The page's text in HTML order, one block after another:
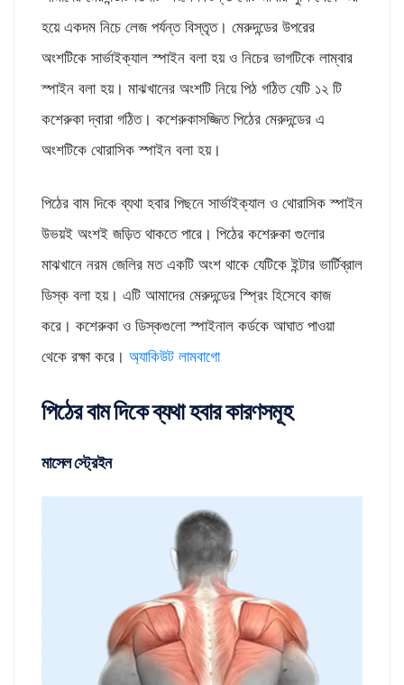
হয়ে একদম নিচে লেজ পর্যন্ত বিস্তৃত। মেরুদন্ডের উপরের
অংশটিকে সার্ভাইক্যাল স্পাইন বলা হয় ও নিচের ভাগটিকে লাম্বার
স্পাইন বলা হয়। মাঝখানের অংশটি নিয়ে পিঠ গঠিত যেটি ১২ টি
কশেরুকা দ্বারা গঠিত। কশেরুকাসজ্জিত পিঠের মেরুদন্ডের এ
অংশটিকে থোরাসিক স্পাইন বলা হয়।
পিঠের বাম দিকে ব্যথা হবার পিছনে সার্ভাইক্যাল ও থোরাসিক স্পাইন
উভয়ই অংশই জড়িত থাকতে পারে। পিঠের কশেরুকা গুলোর
মাঝখানে নরম জেলির মত একটি অংশ থাকে যেটিকে ইন্টার ভার্টিব্রাল
ডিস্ক বলা হয়। এটি আমাদের মেরুদন্ডের স্প্রিং হিসেবে কাজ
করে। কশেরুকা ও ডিস্কগুলো স্পাইনাল কর্ডকে আঘাত পাওয়া
থেকে রক্ষা করে। অ্যাকিউট লামবাগো
পিঠের বাম দিকে ব্যথা হবার কারণসমূহ
মাসেল স্ট্রেইন